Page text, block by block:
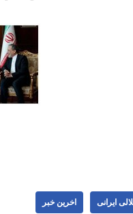
ایرانی اخرین خبر